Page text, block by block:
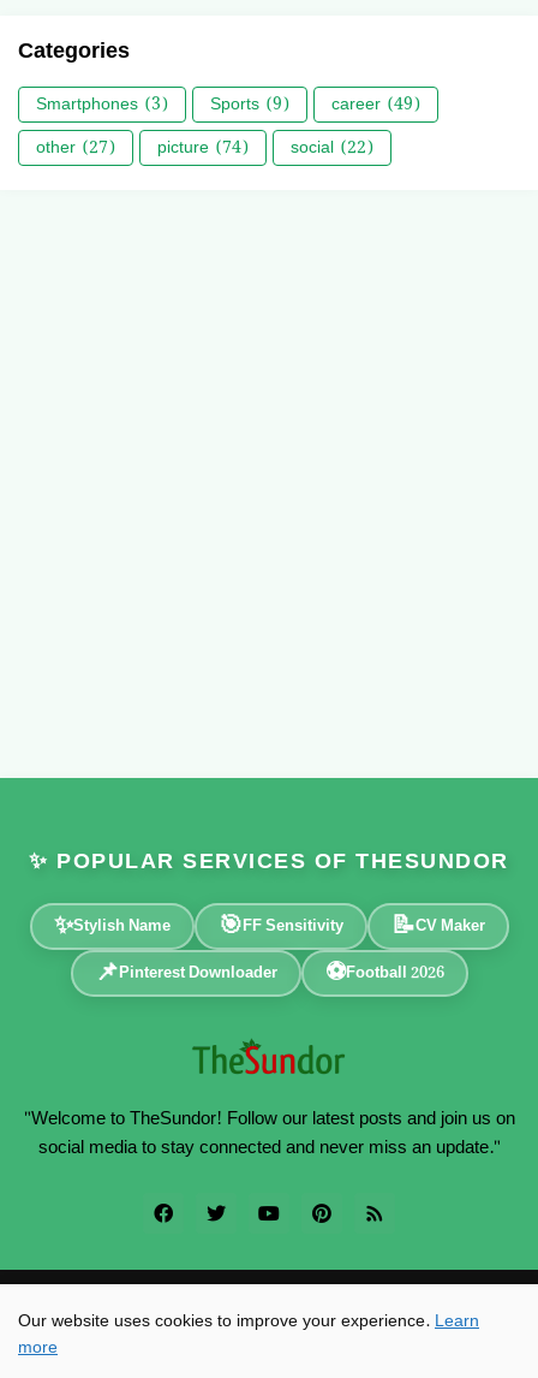
Categories
Smartphones (3) Sports (9) career (49)
other (27) picture (74) social (22)
✨ POPULAR SERVICES OF THESUNDOR
✨Stylish Name 🎯FF Sensitivity 📝CV Maker
📌Pinterest Downloader ⚽Football 2026
"Welcome to TheSundor! Follow our latest posts and join us on
social media to stay connected and never miss an update."
Powered by -
Home
Our website uses cookies to improve your experience.Learn
more